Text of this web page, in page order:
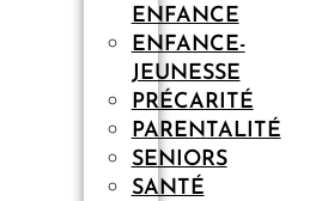
ENFANCE
ENFANCE-
JEUNESSE
PRÉCARITÉ
PARENTALITÉ
SENIORS
SANTÉ